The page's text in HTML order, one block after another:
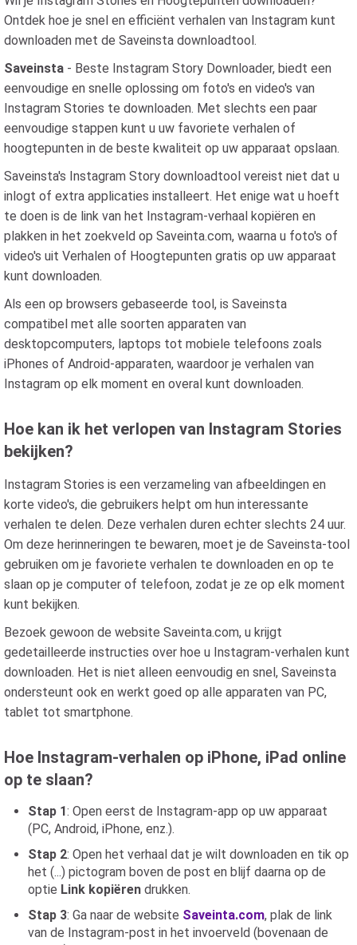
Ontdek hoe je snel en efficiënt verhalen van Instagram kunt
downloaden met de Saveinsta downloadtool.
Saveinsta - Beste Instagram Story Downloader, biedt een
eenvoudige en snelle oplossing om foto's en video's van
Instagram Stories te downloaden. Met slechts een paar
eenvoudige stappen kunt u uw favoriete verhalen of
hoogtepunten in de beste kwaliteit op uw apparaat opslaan.
Saveinsta's Instagram Story downloadtool vereist niet dat u
inlogt of extra applicaties installeert. Het enige wat u hoeft
te doen is de link van het Instagram-verhaal kopiëren en
plakken in het zoekveld op Saveinta.com, waarna u foto's of
video's uit Verhalen of Hoogtepunten gratis op uw apparaat
kunt downloaden.
Als een op browsers gebaseerde tool, is Saveinsta
compatibel met alle soorten apparaten van
desktopcomputers, laptops tot mobiele telefoons zoals
iPhones of Android-apparaten, waardoor je verhalen van
Instagram op elk moment en overal kunt downloaden.
Hoe kan ik het verlopen van Instagram Stories
bekijken?
Instagram Stories is een verzameling van afbeeldingen en
korte video's, die gebruikers helpt om hun interessante
verhalen te delen. Deze verhalen duren echter slechts 24 uur.
Om deze herinneringen te bewaren, moet je de Saveinsta-tool
gebruiken om je favoriete verhalen te downloaden en op te
slaan op je computer of telefoon, zodat je ze op elk moment
kunt bekijken.
Bezoek gewoon de website Saveinta.com, u krijgt
gedetailleerde instructies over hoe u Instagram-verhalen kunt
downloaden. Het is niet alleen eenvoudig en snel, Saveinsta
ondersteunt ook en werkt goed op alle apparaten van PC,
tablet tot smartphone.
Hoe Instagram-verhalen op iPhone, iPad online
op te slaan?
Stap 1: Open eerst de Instagram-app op uw apparaat
(PC, Android, iPhone, enz.).
Stap 2: Open het verhaal dat je wilt downloaden en tik op
het (...) pictogram boven de post en blijf daarna op de
optie Link kopiëren drukken.
Stap 3: Ga naar de website Saveinta.com, plak de link
van de Instagram-post in het invoerveld (bovenaan de